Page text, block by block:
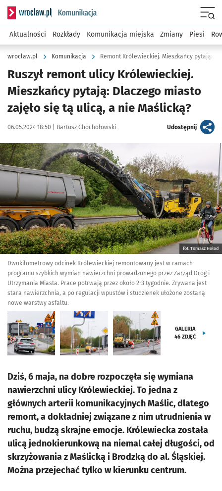
Serwis informacyjny wroclaw.pl podserwis: Komunikacja
Aktualności Rozkłady Komunikacja miejska Zmiany Piesi
wroclaw.pl Komunikacja
Ruszył remont ulicy Królewieckiej.
Mieszkańcy pytają: Dlaczego miasto
zajęło się tą ulicą, a nie Maślicką?
Data publikacji:
06.05.2024 18:50 | Autor:
Bartosz Chochołowski Udostępnijartykuł
Kliknij, aby zobaczyć galerię
fot. Tomasz Hołod
Dwukilometrowy odcinek Królewieckiej remontowany jest w ramach
programu szybkich wymian nawierzchni prowadzonego przez Zarząd Dróg i
Utrzymania Miasta. Prace potrwają przez około 2-3 tygodnie. Zrywana jest
stara nawierzchnia, a po regulacji wpustów i studzienek ułożone zostaną
nowe warstwy asfaltu.
GALERIA
46 ZDJĘĆ
Dziś, 6 maja, na dobre rozpoczęła się wymiana
nawierzchni ulicy Królewieckiej. To jedna z
głównych arterii komunikacyjnych Maślic, dlatego
remont, a dokładniej związane z nim utrudnienia w
ruchu, budzą skrajne emocje. Królewiecka została
ulicą jednokierunkową na niemal całej długości, od
skrzyżowania z Maślicką i Brodzką do al. Śląskiej.
Można przejechać tylko w kierunku centrum.